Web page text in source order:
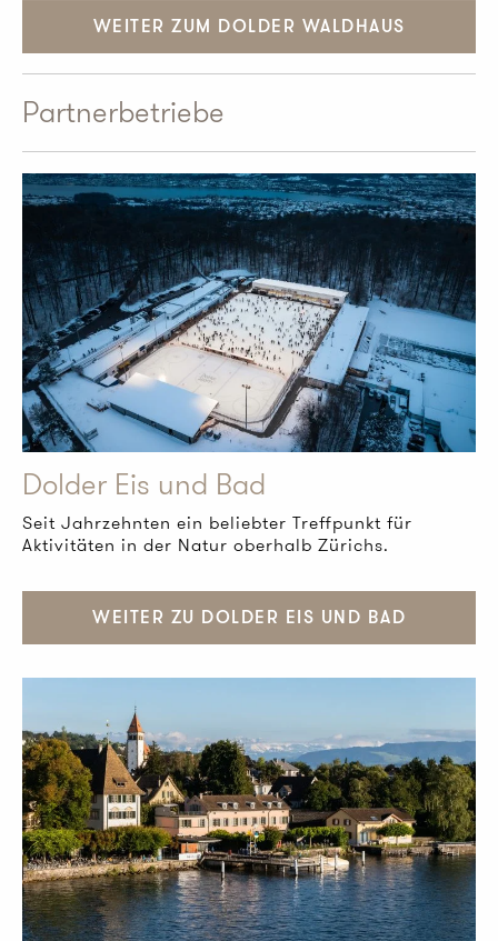
WEITER ZUM DOLDER WALDHAUS
Partnerbetriebe
Dolder Eis und Bad
Seit Jahrzehnten ein beliebter Treﬀpunkt für
Aktivitäten in der Natur oberhalb Zürichs.
WEITER ZU DOLDER EIS UND BAD